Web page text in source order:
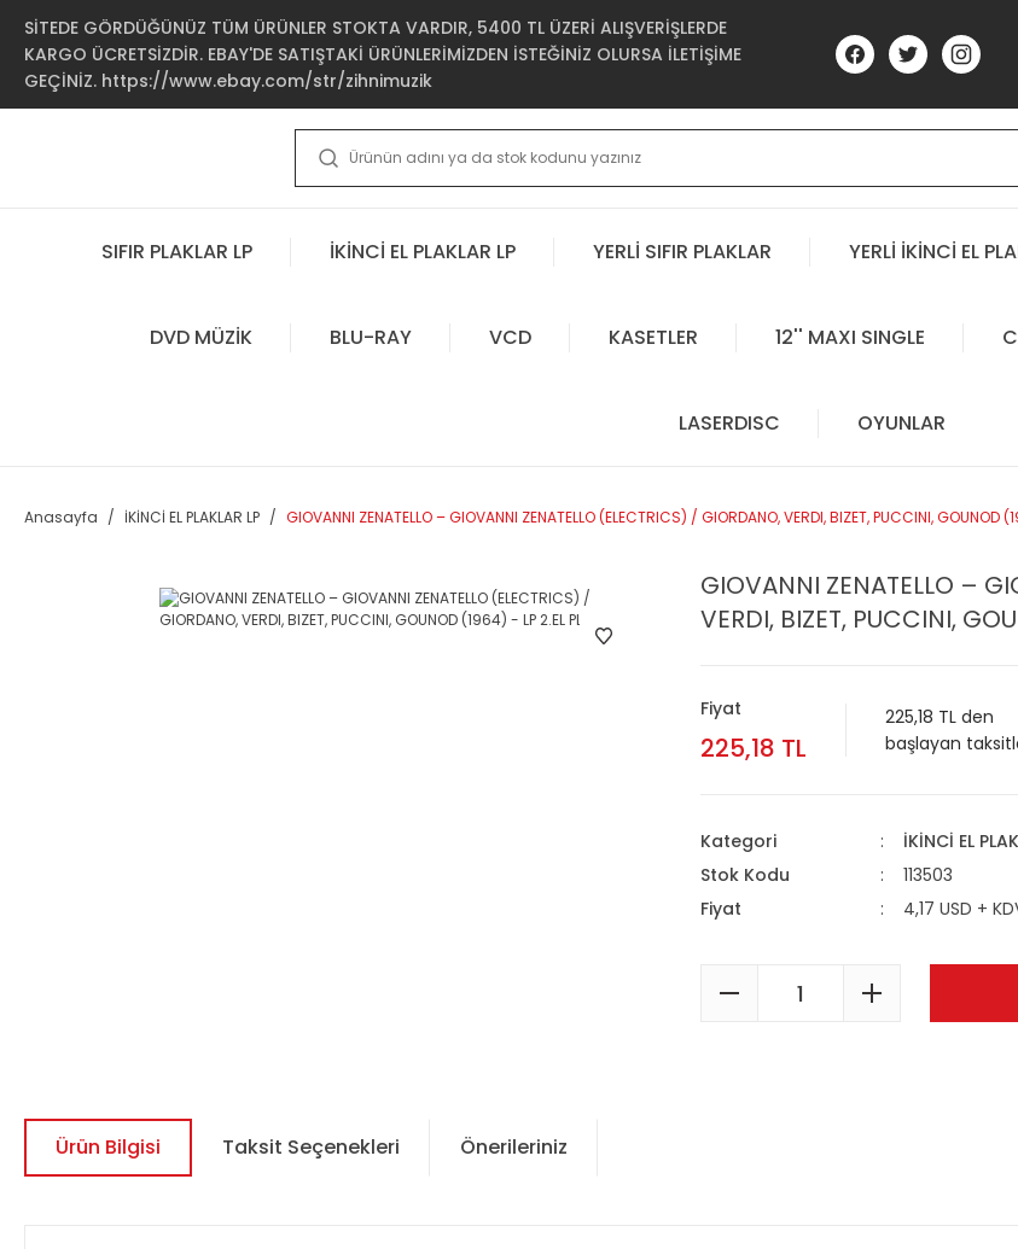
SİTEDE GÖRDÜĞÜNÜZ TÜM ÜRÜNLER STOKTA VARDIR, 5400 TL ÜZERİ ALIŞVERİŞLERDE
KARGO ÜCRETSİZDİR. EBAY'DE SATIŞTAKİ ÜRÜNLERİMİZDEN İSTEĞİNİZ OLURSA İLETİŞİME
GEÇİNİZ. https://www.ebay.com/str/zihnimuzik
SIFIR PLAKLAR LP İKİNCİ EL PLAKLAR LP YERLİ SIFIR PLAKLAR YERLİ İKİNCİ EL
DVD MÜZİK BLU-RAY VCD KASETLER 12'' MAXI SINGLE
LASERDISC OYUNLAR
Anasayfa İKİNCİ EL PLAKLAR LP GIOVANNI ZENATELLO – GIOVANNI ZENATELLO (ELECTRICS) / GIORDANO, VERDI, BIZET, PUCCINI, GOUNOD
GIOVANNI ZENATELLO –
VERDI, BIZET, PUCCINI,
Fiyat
225,18 TL
225,18 TL den
başlayan
Kategori İKİNCİ EL
Stok Kodu
113503
Fiyat
4,17 USD +
Ürün Bilgisi Taksit Seçenekleri Önerileriniz